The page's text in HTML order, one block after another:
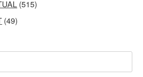
(515)
(49)